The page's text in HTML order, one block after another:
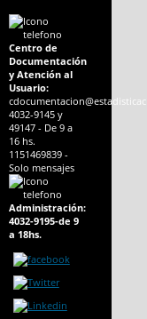
Centro de
Documentación
y Atención al
Usuario:
4032-9145 y
49147 - De 9 a
16 hs.
1151469839 -
Solo mensajes
Administración:
4032-9195-de 9
a 18hs.